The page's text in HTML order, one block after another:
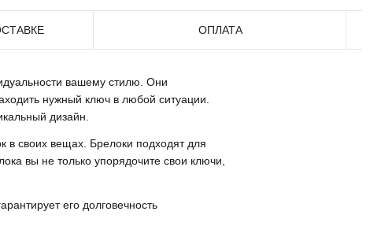
ОПЛАТА
вашему стилю. Они
нужный ключ в любой ситуации.
дизайн.
в своих вещах. Брелоки подходят для
вы не только упорядочите свои ключи,
его долговечность